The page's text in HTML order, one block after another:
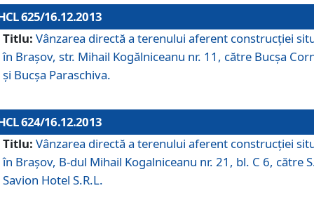
625/16.12.2013
Titlu: Vânzarea directă a terenului aferent construcţiei
în Braşov, str. Mihail Kogălniceanu nr. 11, către Bucşa
şi Bucşa Paraschiva.
624/16.12.2013
Titlu: Vânzarea directă a terenului aferent construcţiei
în Braşov, B-dul Mihail Kogalniceanu nr. 21, bl. C 6, către
Savion Hotel S.R.L.